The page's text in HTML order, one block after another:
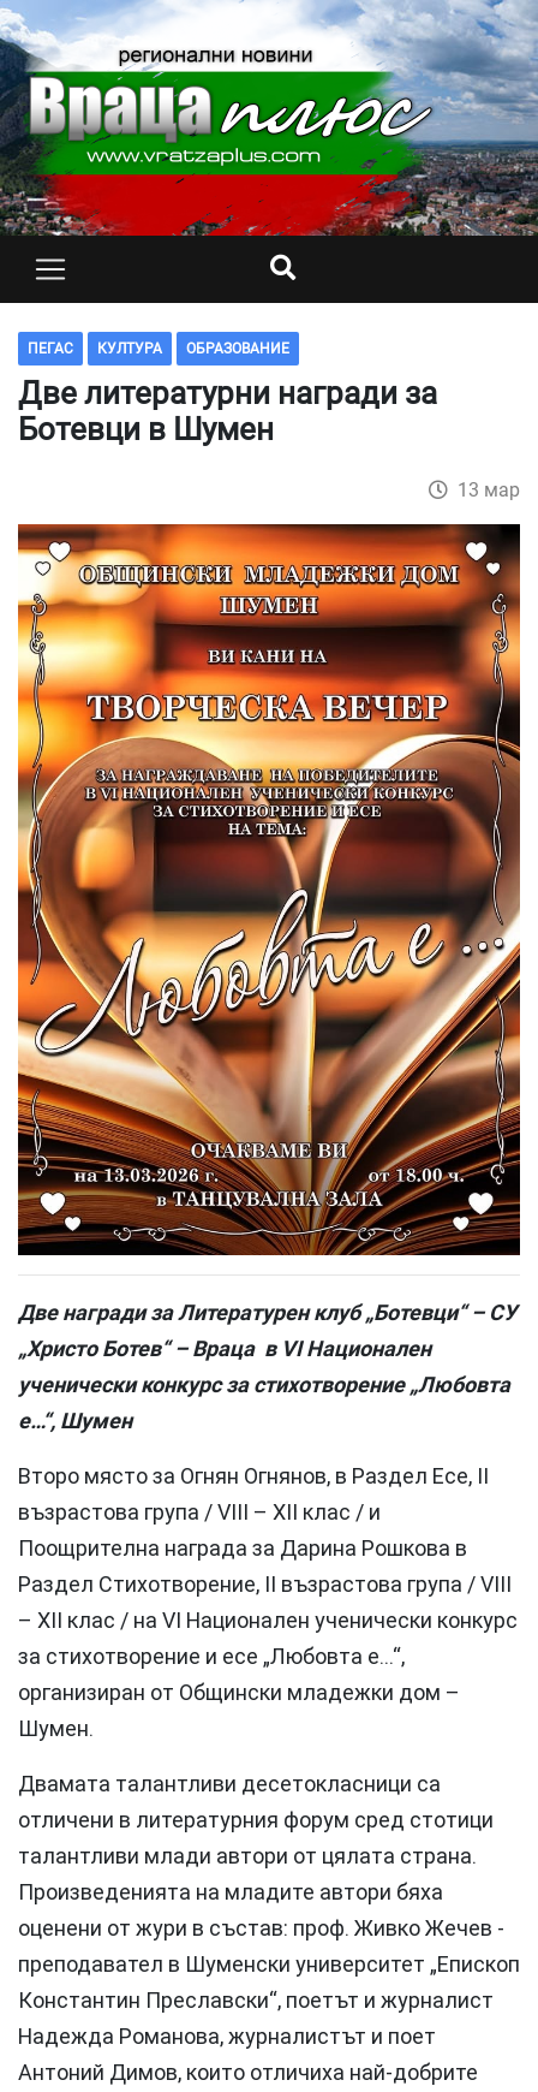
ПЕГАС КУЛТУРА ОБРАЗОВАНИЕ
Две литературни награди за
Ботевци в Шумен
13 мар
Две награди за Литературен клуб „Ботевци“ – СУ
„Христо Ботев“ – Враца в VІ Национален
ученически конкурс за стихотворение „Любовта
е…“, Шумен
Второ място за Огнян Огнянов, в Раздел Есе, II
възрастова група / VIII – XII клас / и
Поощрителна награда за Дарина Рошкова в
Раздел Стихотворение, II възрастова група / VIII
– XII клас / на VІ Национален ученически конкурс
за стихотворение и есе „Любовта е...“,
организиран от Общински младежки дом –
Шумен.
Двамата талантливи десетокласници са
отличени в литературния форум сред стотици
талантливи млади автори от цялата страна.
Произведенията на младите автори бяха
оценени от жури в състав: проф. Живко Жечев -
преподавател в Шуменски университет „Епископ
Константин Преславски“, поетът и журналист
Надежда Романова, журналистът и поет
Антоний Димов, които отличиха най-добрите